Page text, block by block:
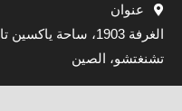
عنوان
الغرفة 1903، ساحة
تشنغتشو، الصين